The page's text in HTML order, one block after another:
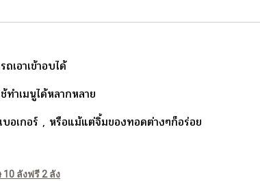
เอาเข้าอบได้
ทำเมนูได้หลากหลาย
อเกอร์ , หรือแม้แต่จิ้มของทอดต่างๆก็อร่อย
10 ลังฟรี 2 ลัง